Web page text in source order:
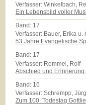
Verfasser: Winkelbach,
Ein Lebensbild voller
Band: 17
Verfasser: Bauer, Erika u.
53 Jahre Evangelische
Band: 17
Verfasser: Rommel, Rolf
Abschied und
Band: 16
Verfasser: Schrempp,
Zum 100. Todestag